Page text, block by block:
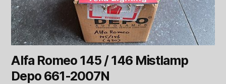
Alfa Romeo 145 / 146 Mistlamp
Depo 661-2007N